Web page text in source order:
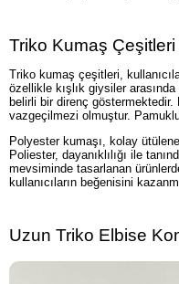
Triko Kumaş
Triko kumaş çeşitleri,
özellikle kışlık giysiler
belirli bir direnç
vazgeçilmezi olmuştur.
Polyester kumaşı, kolay
Poliester, dayanıklılığı ile
mevsiminde tasarlanan
kullanıcıların beğenisini
Uzun Triko Elbise